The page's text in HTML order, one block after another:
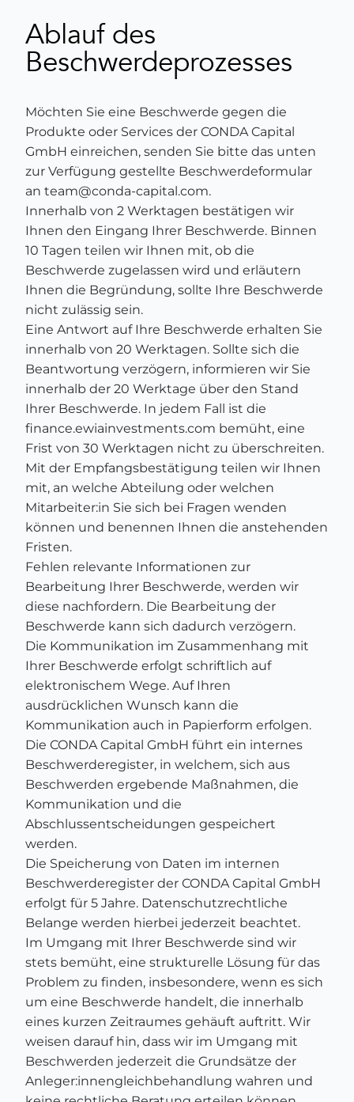
Ablauf des
Beschwerdeprozesses
Möchten Sie eine Beschwerde gegen die
Produkte oder Services der CONDA Capital
GmbH einreichen, senden Sie bitte das unten
zur Verfügung gestellte Beschwerdeformular
an team@conda-capital.com.
Innerhalb von 2 Werktagen bestätigen wir
Ihnen den Eingang Ihrer Beschwerde. Binnen
10 Tagen teilen wir Ihnen mit, ob die
Beschwerde zugelassen wird und erläutern
Ihnen die Begründung, sollte Ihre Beschwerde
nicht zulässig sein.
Eine Antwort auf Ihre Beschwerde erhalten Sie
innerhalb von 20 Werktagen. Sollte sich die
Beantwortung verzögern, informieren wir Sie
innerhalb der 20 Werktage über den Stand
Ihrer Beschwerde. In jedem Fall ist die
finance.ewiainvestments.com bemüht, eine
Frist von 30 Werktagen nicht zu überschreiten.
Mit der Empfangsbestätigung teilen wir Ihnen
mit, an welche Abteilung oder welchen
Mitarbeiter:in Sie sich bei Fragen wenden
können und benennen Ihnen die anstehenden
Fristen.
Fehlen relevante Informationen zur
Bearbeitung Ihrer Beschwerde, werden wir
diese nachfordern. Die Bearbeitung der
Beschwerde kann sich dadurch verzögern.
Die Kommunikation im Zusammenhang mit
Ihrer Beschwerde erfolgt schriftlich auf
elektronischem Wege. Auf Ihren
ausdrücklichen Wunsch kann die
Kommunikation auch in Papierform erfolgen.
Die CONDA Capital GmbH führt ein internes
Beschwerderegister, in welchem, sich aus
Beschwerden ergebende Maßnahmen, die
Kommunikation und die
Abschlussentscheidungen gespeichert
werden.
Die Speicherung von Daten im internen
Beschwerderegister der CONDA Capital GmbH
erfolgt für 5 Jahre. Datenschutzrechtliche
Belange werden hierbei jederzeit beachtet.
Im Umgang mit Ihrer Beschwerde sind wir
stets bemüht, eine strukturelle Lösung für das
Problem zu finden, insbesondere, wenn es sich
um eine Beschwerde handelt, die innerhalb
eines kurzen Zeitraumes gehäuft auftritt. Wir
weisen darauf hin, dass wir im Umgang mit
Beschwerden jederzeit die Grundsätze der
Anleger:innengleichbehandlung wahren und